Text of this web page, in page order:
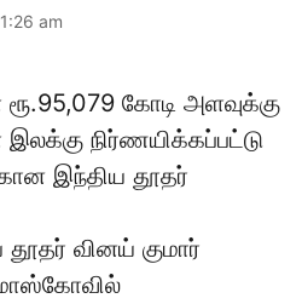
am
கோடி அளவுக்கு
நிர்ணயிக்கப்பட்டு
இந்திய தூதர்
வினய் குமார்